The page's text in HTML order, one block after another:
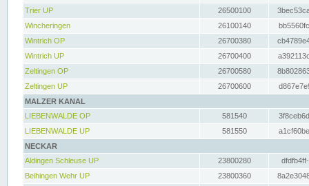
Trier UP
26500100
Wincheringen
26100140
Wintrich OP
26700380
Wintrich UP
26700400
Zeltingen OP
26700580
Zeltingen UP
26700600
MALZER KANAL
LIEBENWALDE OP
581540
LIEBENWALDE UP
581550
NECKAR
Aldingen Schleuse UP
23800280
Beihingen Wehr UP
23800360